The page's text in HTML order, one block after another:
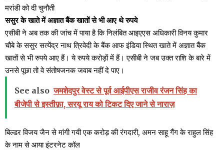
मरांडी को दी चुनौती
ससुर के खाते में अज्ञात बैंक खातों से भी आए थे रुपये
एसीबी ने अब तक की जांच में पाया है कि निलंबित आइएएस अधिकारी विनय कुमार
चौबे के ससुर सत्येंद्र नाथ त्रिवेदी के बैंक आफ इंडिया स्थित खाते में अज्ञात बैंक
खातों से भी रुपये आए हैं। ये रुपये करोड़ों में हैं। एसीबी ने जब उक्त राशि के बारे में
उनसे पूछा तो वे संतोषजनक जवाब नहीं दे पाए।
See also जमशेदपुर वेस्ट से पूर्व आईपीएस राजीव रंजन सिंह का
बीजेपी से इस्तीफ़ा, सरयू राय को टिकट दिए जाने से नाराज़
बिल्डर विजय जैन से मांगी गयी एक करोड़ की रंगदारी, अमन साहू गैंग के राहुल सिंह
के नाम से आया इंटरनेट कॉल